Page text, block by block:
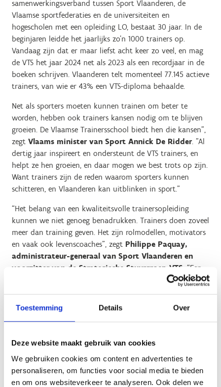
Toestemming Details Over
Deze website maakt gebruik van cookies
We gebruiken cookies om content en advertenties te
personaliseren, om functies voor social media te bieden
en om ons websiteverkeer te analyseren. Ook delen we
samenwerkingsverband tussen Sport Vlaanderen, de
Vlaamse sportfederaties en de universiteiten en
hogescholen met een opleiding LO, bestaat 30 jaar. In de
beginjaren leidde het jaarlijks zo’n 1000 trainers op.
Vandaag zijn dat er maar liefst acht keer zo veel, en mag
de VTS het jaar 2024 net als 2023 als een recordjaar in de
boeken schrijven. Vlaanderen telt momenteel 77.145 actieve
trainers, van wie er 43% een VTS-diploma behaalde.
Net als sporters moeten kunnen trainen om beter te
worden, hebben ook trainers kansen nodig om te blijven
groeien. De Vlaamse Trainersschool biedt hen die kansen",
zegt Vlaams minister van Sport Annick De Ridder. "Al
dertig jaar inspireert en ondersteunt de VTS trainers, en
helpt ze hen groeien, en daar mogen we best trots op zijn.
Want trainers zijn de reden waarom sporters kunnen
schitteren, en Vlaanderen kan uitblinken in sport."
“Het belang van een kwaliteitsvolle trainersopleiding
kunnen we niet genoeg benadrukken. Trainers doen zoveel
meer dan training geven. Het zijn rolmodellen, motivators
en vaak ook levenscoaches”, zegt Philippe Paquay,
administrateur-generaal van Sport Vlaanderen en
voorzitter van de Strategische Stuurgroep VTS . “Een
goede trainer leert je niet alleen hoe je sneller kan lopen,
je veerkrachtig kunt zijn, hoe je teamwork waardeert en
hoe je met tegenslagen omgaat. Met onze VTS-opleidingen
trainen onder een gekwalificeerde trainer haken minder
langer actief dan hun collega’s zonder diploma.”